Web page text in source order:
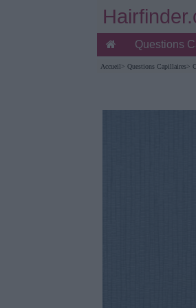
Questions
Accueil> Questions Capillaires>